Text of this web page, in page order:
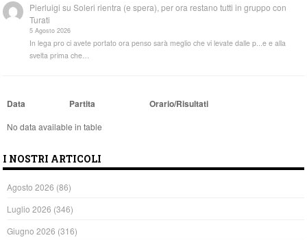
Pierluigi suSoleri rientra (e spera), per ora restano tutti in gruppo con
Turati
5 Agosto 2026
In lega pro ci avete portato ora penso sarà meglio che vi levate dalle p...e e alla
svelta prima che…
Data Partita Orario/Risultati
No data available in table
I NOSTRI ARTICOLI
Agosto 2026 (86)
Luglio 2026 (346)
Giugno 2026 (316)